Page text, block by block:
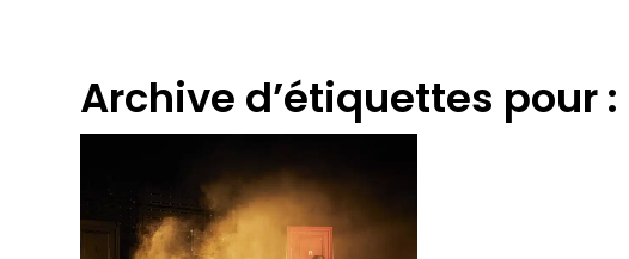
Archive d’étiquettes pour :